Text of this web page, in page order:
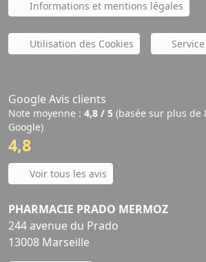
Informations et mentions légales
Utilisation des Cookies
Google Avis clients
Note moyenne : 4,8 / 5 (basée sur plus de
Google)
4,8
Voir tous les avis
PHARMACIE PRADO MERMOZ
244 avenue du Prado
13008 Marseille